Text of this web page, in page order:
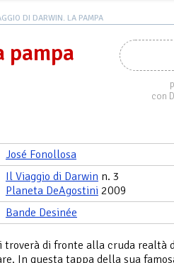
DI DARWIN. LA PAMPA
con
pampa
José Fonollosa
Il Viaggio di Darwin n. 3
Planeta DeAgostini 2009
Bande Desinée
troverà di fronte alla cruda realtà
In questa tappa della sua